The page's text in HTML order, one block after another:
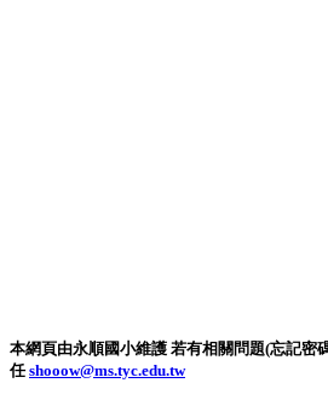
本網頁由永順國小維護 若有相關問題(忘記密
任shooow@ms.tyc.edu.tw